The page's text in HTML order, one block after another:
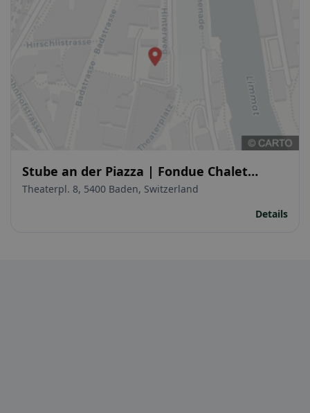
Stube an der Piazza | Fondue Chalet
Baden
Theaterpl. 8, 5400 Baden, Switzerland
Details